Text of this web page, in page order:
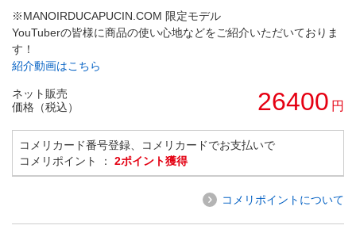
※MANOIRDUCAPUCIN.COM 限定モデル
YouTuberの皆様に商品の使い心地などをご紹介いただいておりま
す！
紹介動画はこちら
ネット販売
価格（税込）
26400 円
コメリカード番号登録、コメリカードでお支払いで
コメリポイント ： 2ポイント獲得
コメリポイントについて